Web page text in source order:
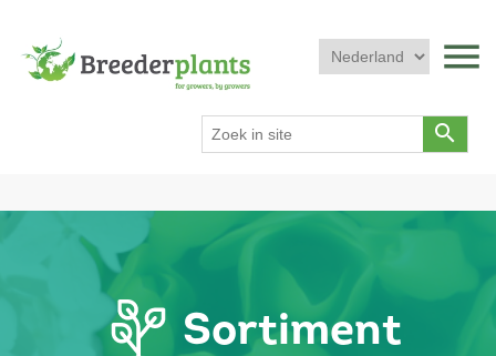
menu
search
Sortiment